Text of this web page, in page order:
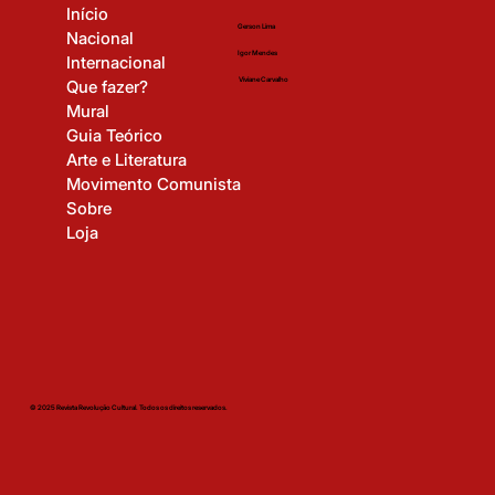
© 2025 Revista Revolução Cultural. Todos os direitos reservados.
Início
Nacional
Internacional
Que fazer?
Mural
Guia Teórico
Arte e Literatura
Movimento Comunista
Sobre
Loja
Gerson Lima
Igor Mendes
Viviane Carvalho